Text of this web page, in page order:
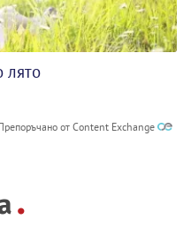
лято
от Content Exchange